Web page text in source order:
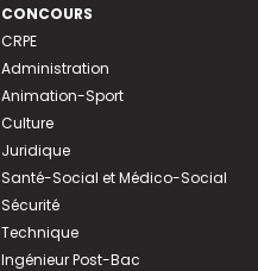
CONCOURS
CRPE
Administration
Animation-Sport
Culture
Juridique
Santé-Social et Médico-Social
Sécurité
Technique
Ingénieur Post-Bac